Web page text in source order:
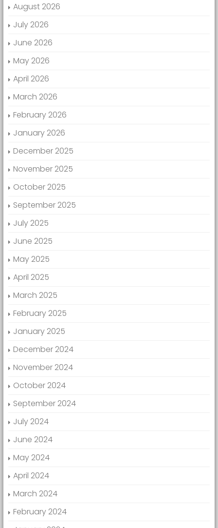
August 2026
July 2026
June 2026
May 2026
April 2026
March 2026
February 2026
January 2026
December 2025
November 2025
October 2025
September 2025
July 2025
June 2025
May 2025
April 2025
March 2025
February 2025
January 2025
December 2024
November 2024
October 2024
September 2024
July 2024
June 2024
May 2024
April 2024
March 2024
February 2024